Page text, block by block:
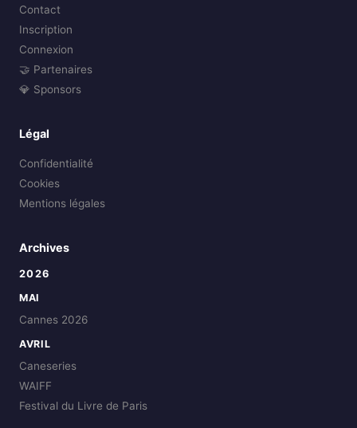
Contact
Inscription
Connexion
🤝 Partenaires
💎 Sponsors
Légal
Confidentialité
Cookies
Mentions légales
Archives
2026
MAI
Cannes 2026
AVRIL
Caneseries
WAIFF
Festival du Livre de Paris